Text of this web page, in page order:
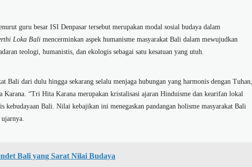
guru besar ISI Denpasar tersebut merupakan modal sosial budaya dalam
Loka Bali mencerminkan aspek humanisme masyarakat Bali dalam mewujudkan
teologi, humanistis, dan ekologis sebagai satu kesatuan yang utuh.
Bali dari dulu hingga sekarang selalu menjaga hubungan yang harmonis dengan Tuhan,
Karana. “Tri Hita Karana merupakan kristalisasi ajaran Hinduisme dan kearifan lokal
kebudayaan Bali. Nilai kebajikan ini menegaskan pandangan holisme masyarakat Bali
Bali yang Sarat Nilai Budaya